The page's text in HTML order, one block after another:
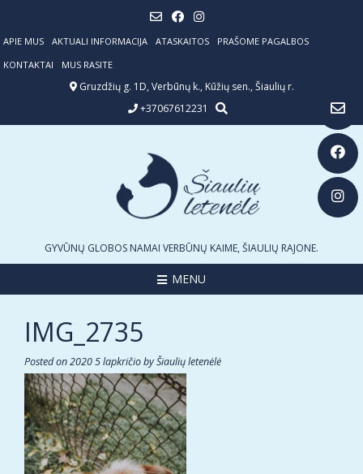
content
APIE MUS AKTUALI INFORMACIJA ATASKAITOS
PRAŠOME PAGALBOS
KONTAKTAI
MUS RASITE
Gruzdžių g. 1D, Verbūnų k., Kūžių sen., Šiaulių r.
+37067612231
GYVŪNŲ GLOBOS NAMAI VERBŪNŲ KAIME, ŠIAULIŲ RAJONE.
MENU
IMG_2735
Posted on2020 5 lapkričiobyŠiaulių letenėlė